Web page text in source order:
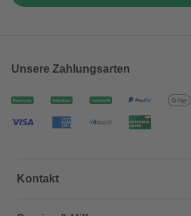
Unsere Zahlungsarten
Kontakt